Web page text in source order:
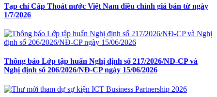
Tạp chí Cấp Thoát nước Việt Nam điều chỉnh giá bán từ ngày
1/7/2026
Thông báo Lớp tập huấn Nghị định số 217/2026/NĐ-CP và
Nghị định số 206/2026/NĐ-CP ngày 15/06/2026